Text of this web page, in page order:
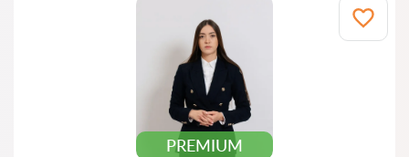
PREMIUM